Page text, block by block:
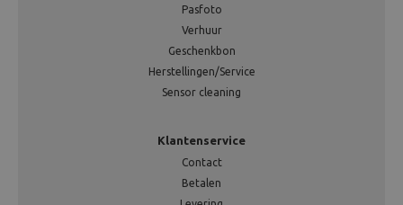
Pasfoto
Verhuur
Geschenkbon
Herstellingen/Service
Sensor cleaning
Klantenservice
Contact
Betalen